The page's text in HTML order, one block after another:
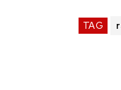
TAG